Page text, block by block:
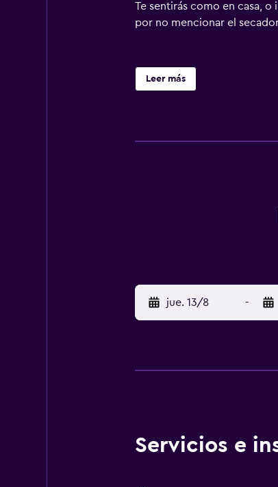
Te sentirás como en casa,
por no mencionar el
Leer más
jue. 13/8 -
Servicios e